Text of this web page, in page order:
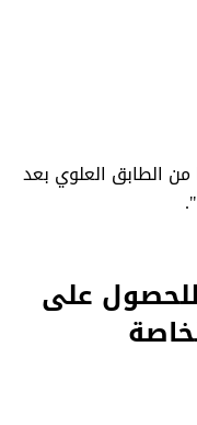
الطابق العلوي بعد
للحصول على